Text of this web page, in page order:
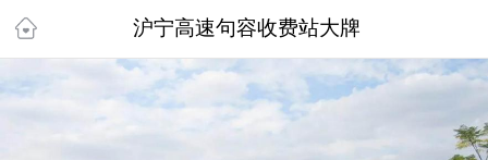
沪宁高速句容收费站大牌